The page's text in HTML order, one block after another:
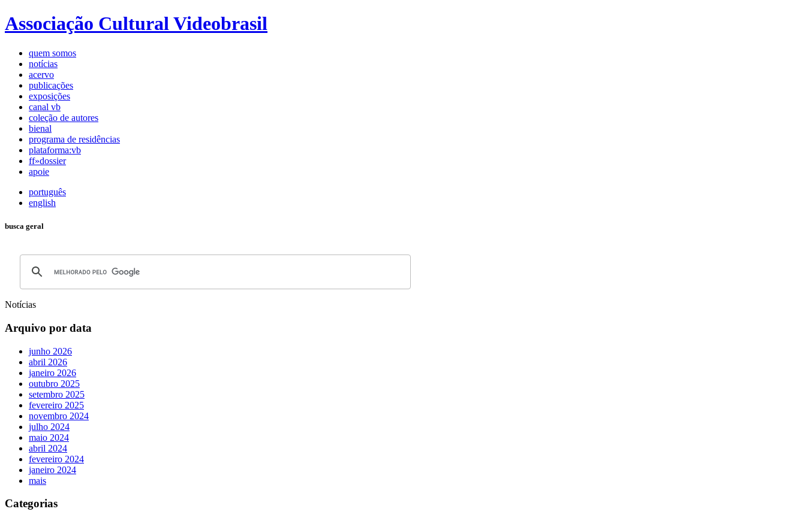
Associação Cultural Videobrasil
quem somos
notícias
acervo
publicações
exposições
canal vb
coleção de autores
bienal
programa de residências
plataforma:vb
ff»dossier
apoie
português
english
busca geral
Notícias
Arquivo por data
junho 2026
abril 2026
janeiro 2026
outubro 2025
setembro 2025
fevereiro 2025
novembro 2024
julho 2024
maio 2024
abril 2024
fevereiro 2024
janeiro 2024
mais
Categorias